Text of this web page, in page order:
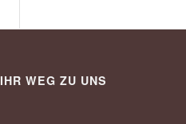
IHR WEG ZU UNS